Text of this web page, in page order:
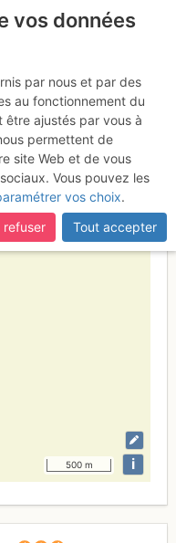
:
Samedi 18 mars
- Andorre
500 m i
vos données
par nous et par des
au fonctionnement du
ajustés par vous à
permettent de
site Web et de vous
Vous pouvez les
vos choix.
refuser
Tout accepter